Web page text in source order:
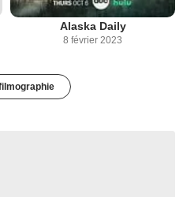
Alaska Daily
8 février 2023